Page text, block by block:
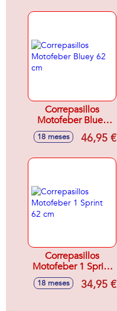
Correpasillos
Motofeber Bluey
62 cm
18 meses 46,95 €
Correpasillos
Motofeber 1 Sprint
62 cm
18 meses 34,95 €